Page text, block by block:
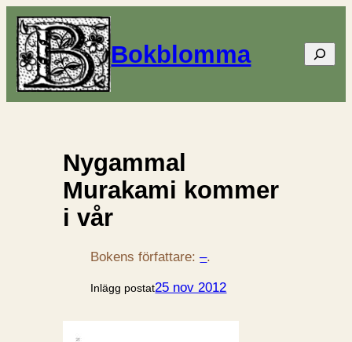
Bokblomma Sök
Nygammal
Murakami kommer
i vår
Bokens författare:–.
Inlägg postat25 nov 2012